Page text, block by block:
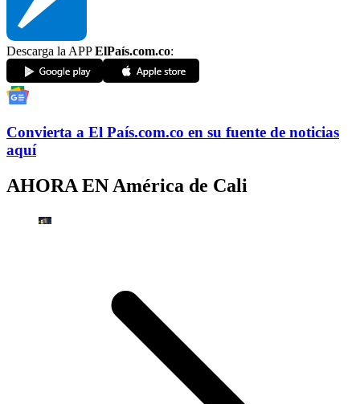
Descarga la APPElPaís.com.co:
Convierta a El País.com.co en su fuente de noticias
aquí
AHORA EN América de Cali